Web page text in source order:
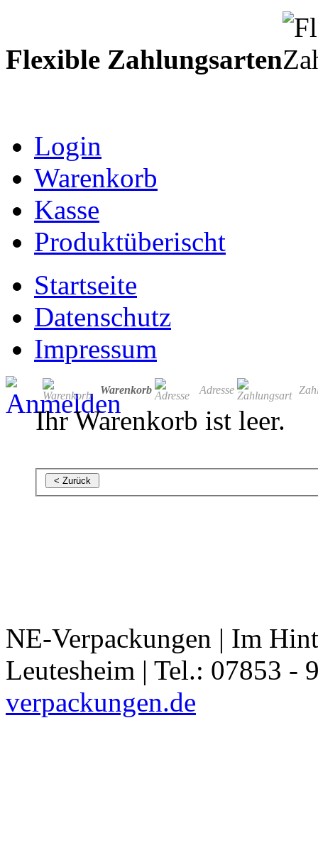
Flexible Zahlungsarten
Login
Warenkorb
Kasse
Produktüberischt
Startseite
Datenschutz
Impressum
Warenkorb Adresse
Ihr Warenkorb ist leer.
NE-Verpackungen | Im
Leutesheim | Tel.: 07853 -
verpackungen.de